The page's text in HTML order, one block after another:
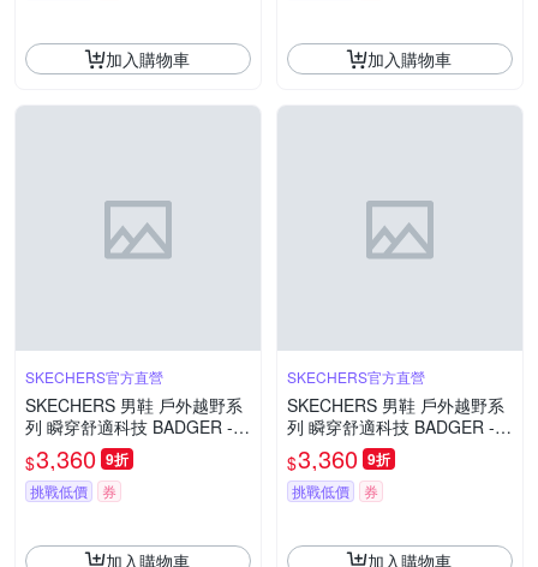
加入購物車 加入購物車
SKECHERS官方直營
SKECHERS 男鞋 戶外越野系
列 瞬穿舒適科技 BADGER -
WATERPROOF 戶外防水運動
鞋 - 211367OLV
$3,360 9折
挑戰低價 券
加入購物車
SKECHERS官方直營
SKECHERS 男鞋 戶外越野系
列 瞬穿舒適科技 BADGER -
WATERPROOF 戶外防水運動
鞋 - 211367BBK
$3,360 9折
挑戰低價 券
加入購物車